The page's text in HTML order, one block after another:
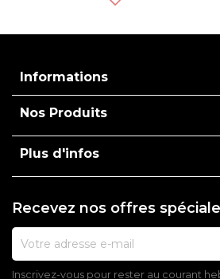
Informations
Nos Produits
Plus d'infos
Recevez nos offres
Inscrivez-vous pour rester au courant